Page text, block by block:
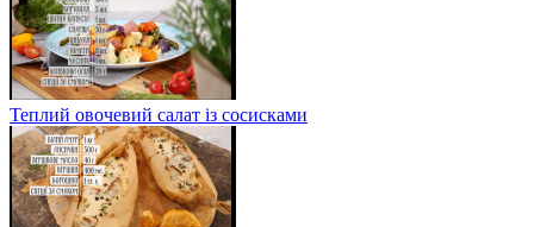
Теплий овочевий салат із сосисками